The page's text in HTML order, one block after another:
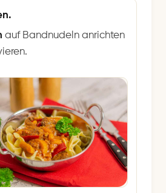
auf Bandnudeln anrichten